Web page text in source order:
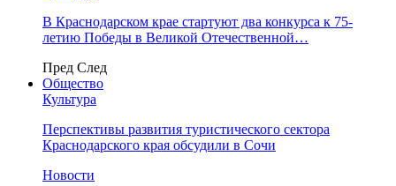
В Краснодарском крае стартуют два конкурса к 75-
летию Победы в Великой Отечественной…
Пред След
Общество
Культура
Перспективы развития туристического сектора
Краснодарского края обсудили в Сочи
Новости